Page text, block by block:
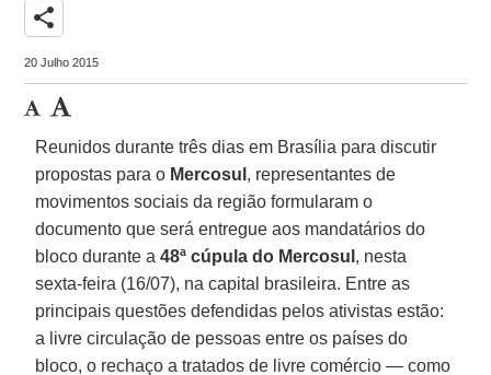
share
20 Julho 2015
Reunidos durante três dias em Brasília para discutir
propostas para o Mercosul , representantes de
movimentos sociais da região formularam o
documento que será entregue aos mandatários do
bloco durante a48ª cúpula do Mercosul , nesta
sexta-feira (16/07), na capital brasileira. Entre as
principais questões defendidas pelos ativistas estão:
a livre circulação de pessoas entre os países do
bloco, o rechaço a tratados de livre comércio — como